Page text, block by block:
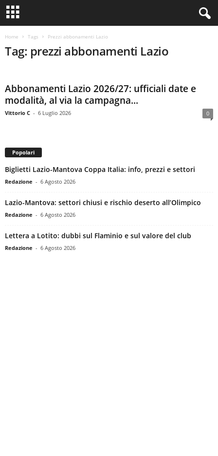
Home Tags Prezzi abbonamenti Lazio
Tag: prezzi abbonamenti Lazio
Abbonamenti Lazio 2026/27: ufficiali date e
modalità, al via la campagna...
Vittorio C - 6 Luglio 2026 0
Popolari
Biglietti Lazio-Mantova Coppa Italia: info, prezzi e settori
Redazione - 6 Agosto 2026
Lazio-Mantova: settori chiusi e rischio deserto all’Olimpico
Redazione - 6 Agosto 2026
Lettera a Lotito: dubbi sul Flaminio e sul valore del club
Redazione - 6 Agosto 2026